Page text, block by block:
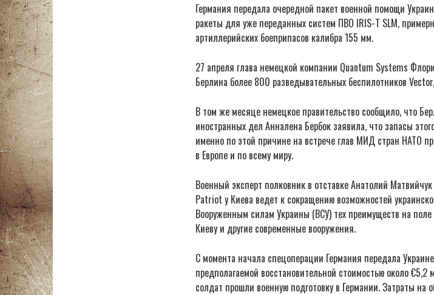
Германия передала очередной пакет военной помощи
ракеты для уже переданных систем ПВО IRIS-T SLM,
артиллерийских боеприпасов калибра 155 мм.
27 апреля глава немецкой компании Quantum Systems
Берлина более 800 разведывательных беспилотников
В том же месяце немецкое правительство сообщило, что
иностранных дел Анналена Бербок заявила, что запасы
именно по этой причине на встрече глав МИД стран НАТО
в Европе и по всему миру.
Военный эксперт полковник в отставке Анатолий
Patriot у Киева ведет к сокращению возможностей
Вооруженным силам Украины (ВСУ) тех преимуществ на
Киеву и другие современные вооружения.
С момента начала спецоперации Германия передала
предполагаемой восстановительной стоимостью около €5,2
солдат прошли военную подготовку в Германии. Затраты на